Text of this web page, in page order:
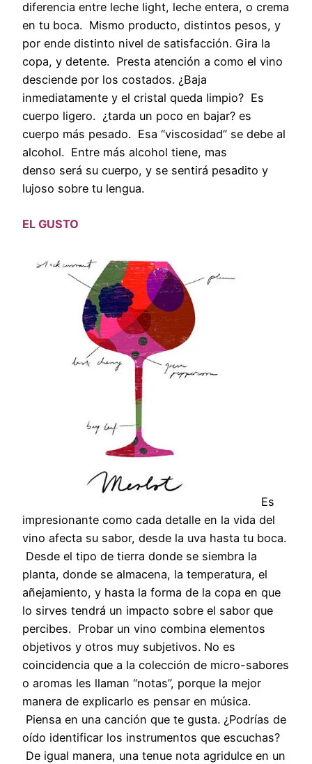
diferencia entre leche light, leche entera, o crema
en tu boca. Mismo producto, distintos pesos, y
por ende distinto nivel de satisfacción. Gira la
copa, y detente. Presta atención a como el vino
desciende por los costados. ¿Baja
inmediatamente y el cristal queda limpio? Es
cuerpo ligero. ¿tarda un poco en bajar? es
cuerpo más pesado. Esa “viscosidad” se debe al
alcohol. Entre más alcohol tiene, mas
denso será su cuerpo, y se sentirá pesadito y
lujoso sobre tu lengua.
EL GUSTO
Es
impresionante como cada detalle en la vida del
vino afecta su sabor, desde la uva hasta tu boca.
Desde el tipo de tierra donde se siembra la
planta, donde se almacena, la temperatura, el
añejamiento, y hasta la forma de la copa en que
lo sirves tendrá un impacto sobre el sabor que
percibes. Probar un vino combina elementos
objetivos y otros muy subjetivos. No es
coincidencia que a la colección de micro-sabores
o aromas les llaman “notas”, porque la mejor
manera de explicarlo es pensar en música.
Piensa en una canción que te gusta. ¿Podrías de
oído identificar los instrumentos que escuchas?
De igual manera, una tenue nota agridulce en un